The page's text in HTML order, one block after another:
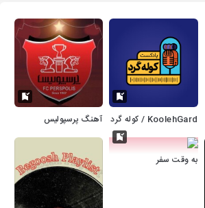
KoolehGard / کوله گرد آهنگ پرسپولیس
به وقت سفر